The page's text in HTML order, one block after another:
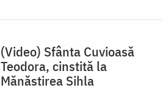
(Video) Sfânta Cuvioasă
Teodora, cinstită la
Mănăstirea Sihla